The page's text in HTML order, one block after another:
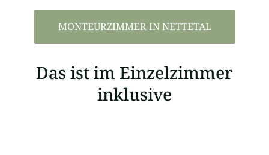
MONTEURZIMMER IN NETTETAL
Das ist im Einzelzimmer
inklusive